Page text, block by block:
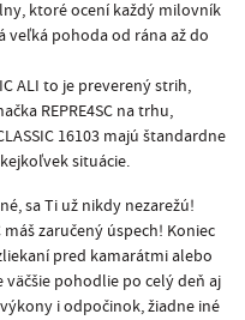
ktoré ocení každý milovník
veľká pohoda od rána až do
ALI to je preverený strih,
REPRE4SC na trhu,
16103 majú štandardne
situácie.
sa Ti už nikdy nezarežú!
máš zaručený úspech! Koniec
pred kamarátmi alebo
pohodlie po celý deň aj
i odpočinok, žiadne iné